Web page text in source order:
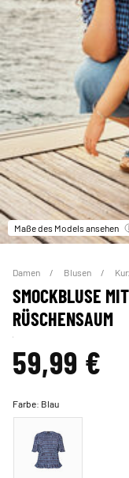
Maße des Models ansehen
Damen Blusen
SMOCKBLUSE
RÜSCHENSAUM
59,99 €
Farbe: Blau